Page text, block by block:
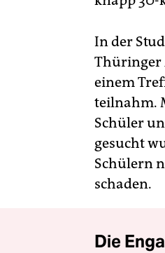
In der
Thüringer
einem
teilnahm.
Schüler
gesucht
Schülern
schaden.
Die